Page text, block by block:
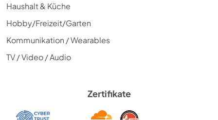
Haushalt & Küche
Hobby/Freizeit/Garten
Kommunikation / Wearables
TV / Video / Audio
Zertifikate